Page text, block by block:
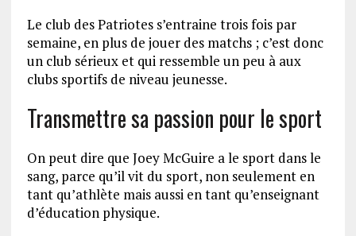
Le club des Patriotes s’entraine trois fois par
semaine, en plus de jouer des matchs ; c’est donc
un club sérieux et qui ressemble un peu à aux
clubs sportifs de niveau jeunesse.
Transmettre sa passion pour le sport
On peut dire que Joey McGuire a le sport dans le
sang, parce qu’il vit du sport, non seulement en
tant qu’athlète mais aussi en tant qu’enseignant
d’éducation physique.